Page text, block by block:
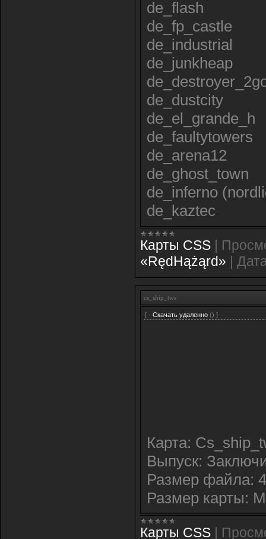
de_flash
de_fp_castle
de_industrial
de_junkheap
de_dustcity
de_el_grande_h
de_faultytowers
de_arena12
de_ghost_town
de_inferno
de_kaztec
Карты CSS
«RędHążąrd»
cs_ship_tws
[ · Скачать удаленно () ]
Карта:
Выпуск:
Размер файла:
Размер карты:
Карты CSS